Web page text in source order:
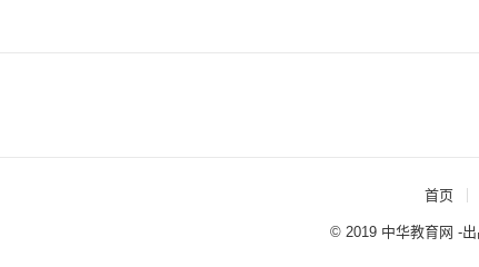
首页
© 2019 中华教育网 -出